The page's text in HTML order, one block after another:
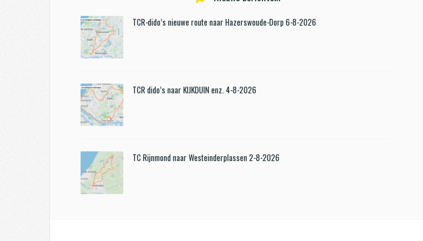
TCR-dido’s nieuwe route naar Hazerswoude-Dorp 6-8-2026
TCR dido’s naar KIJKDUIN enz. 4-8-2026
TC Rijnmond naar Westeinderplassen 2-8-2026